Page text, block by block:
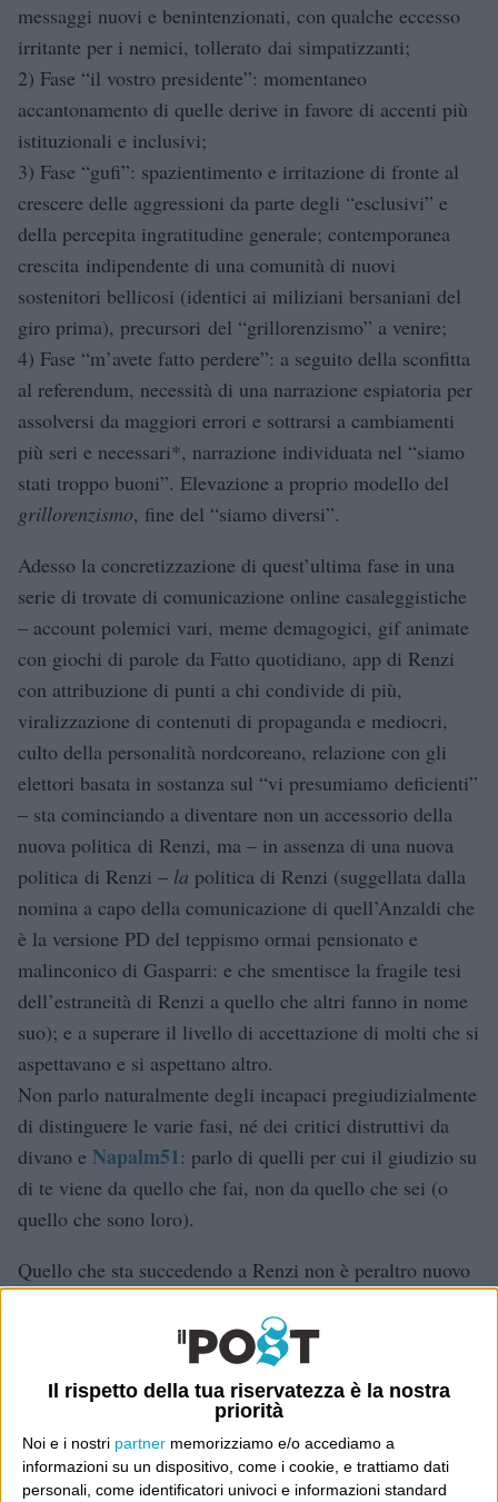
Il rispetto della tua riservatezza è la nostra
priorità
Noi e i nostri partner memorizziamo e/o accediamo a
informazioni su un dispositivo, come i cookie, e trattiamo dati
personali, come identificatori univoci e informazioni standard
messaggi nuovi e benintenzionati, con qualche eccesso
irritante per i nemici, tollerato dai simpatizzanti;
2) Fase “il vostro presidente”: momentaneo
accantonamento di quelle derive in favore di accenti più
istituzionali e inclusivi;
3) Fase “gufi”: spazientimento e irritazione di fronte al
crescere delle aggressioni da parte degli “esclusivi” e
della percepita ingratitudine generale; contemporanea
crescita indipendente di una comunità di nuovi
sostenitori bellicosi (identici ai miliziani bersaniani del
giro prima), precursori del “grillorenzismo” a venire;
4) Fase “m’avete fatto perdere”: a seguito della sconfitta
al referendum, necessità di una narrazione espiatoria per
assolversi da maggiori errori e sottrarsi a cambiamenti
più seri e necessari*, narrazione individuata nel “siamo
stati troppo buoni”. Elevazione a proprio modello del
grillorenzismo, fine del “siamo diversi”.
Adesso la concretizzazione di quest’ultima fase in una
serie di trovate di comunicazione online casaleggistiche
– account polemici vari, meme demagogici, gif animate
con giochi di parole da Fatto quotidiano, app di Renzi
con attribuzione di punti a chi condivide di più,
viralizzazione di contenuti di propaganda e mediocri,
culto della personalità nordcoreano, relazione con gli
elettori basata in sostanza sul “vi presumiamo deficienti”
– sta cominciando a diventare non un accessorio della
nuova politica di Renzi, ma – in assenza di una nuova
politica di Renzi – la politica di Renzi (suggellata dalla
nomina a capo della comunicazione di quell’Anzaldi che
è la versione PD del teppismo ormai pensionato e
malinconico di Gasparri: e che smentisce la fragile tesi
dell’estraneità di Renzi a quello che altri fanno in nome
suo); e a superare il livello di accettazione di molti che si
aspettavano e si aspettano altro.
Non parlo naturalmente degli incapaci pregiudizialmente
di distinguere le varie fasi, né dei critici distruttivi da
divano e Napalm51: parlo di quelli per cui il giudizio su
di te viene da quello che fai, non da quello che sei (o
quello che sono loro).
Quello che sta succedendo a Renzi non è peraltro nuovo
siamo alla sinistra che è uguale al M5S (che è
piuttosto di destra, nei modi e nei fatti); e la dinamica
del pensiero è fin troppo ovvia. Il pensiero dice
“abbiamo provato a fare le cose meglio e a sottrarre tutti
a cominciare da noi stessi dagli umani egoismi e
trogloditismi innati; sono arrivati degli altri che hanno